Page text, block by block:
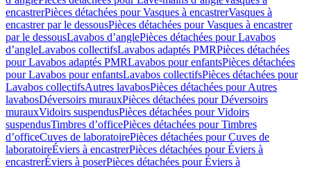
encastrerPièces détachées pour Vasques à encastrerVasques à
encastrer par le dessousPièces détachées pour Vasques à encastrer
par le dessousLavabos d’anglePièces détachées pour Lavabos
d’angleLavabos collectifsLavabos adaptés PMRPièces détachées
pour Lavabos adaptés PMRLavabos pour enfantsPièces détachées
pour Lavabos pour enfantsLavabos collectifsPièces détachées pour
Lavabos collectifsAutres lavabosPièces détachées pour Autres
lavabosDéversoirs murauxPièces détachées pour Déversoirs
murauxVidoirs suspendusPièces détachées pour Vidoirs
suspendusTimbres dʼofficePièces détachées pour Timbres
dʼofficeCuves de laboratoirePièces détachées pour Cuves de
laboratoireÉviers à encastrerPièces détachées pour Éviers à
encastrerÉviers à poserPièces détachées pour Éviers à